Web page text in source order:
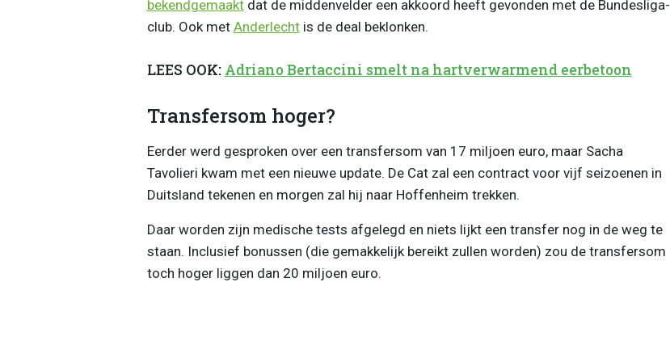
bekendgemaaktdat de middenvelder een akkoord heeft gevonden met de Bundesliga-
club. Ook met Anderlechtis de deal beklonken.
LEES OOK: Adriano Bertaccini smelt na hartverwarmend eerbetoon
Transfersom hoger?
Eerder werd gesproken over een transfersom van 17 miljoen euro, maar Sacha
Tavolieri kwam met een nieuwe update. De Cat zal een contract voor vijf seizoenen in
Duitsland tekenen en morgen zal hij naar Hoffenheim trekken.
Daar worden zijn medische tests afgelegd en niets lijkt een transfer nog in de weg te
staan. Inclusief bonussen (die gemakkelijk bereikt zullen worden) zou de transfersom
toch hoger liggen dan 20 miljoen euro.